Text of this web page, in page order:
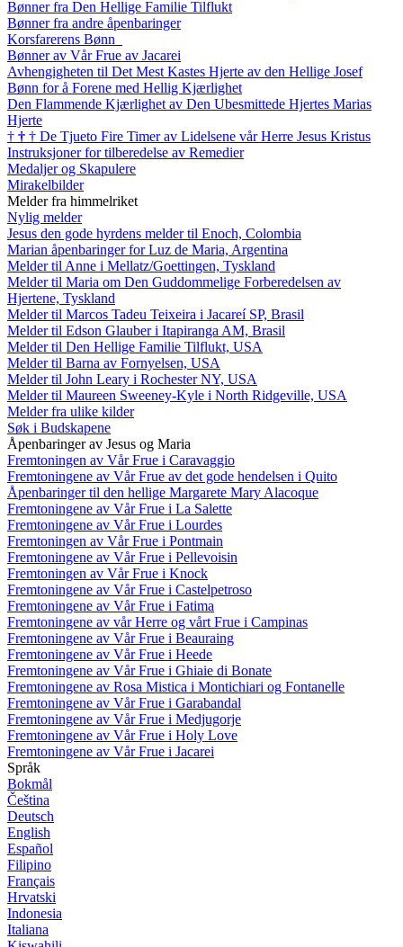
Bønner fra Den Hellige Familie Tilflukt
Bønner fra andre åpenbaringer
Korsfarerens Bønn
Bønner av Vår Frue av Jacarei
Avhengigheten til Det Mest Kastes Hjerte av den Hellige Josef
Bønn for å Forene med Hellig Kjærlighet
Den Flammende Kjærlighet av Den Ubesmittede Hjertes Marias
Hjerte
† † † De Tjueto Fire Timer av Lidelsene vår Herre Jesus Kristus
Instruksjoner for tilberedelse av Remedier
Medaljer og Skapulere
Mirakelbilder
Melder fra himmelriket
Nylig melder
Jesus den gode hyrdens melder til Enoch, Colombia
Marian åpenbaringer for Luz de Maria, Argentina
Melder til Anne i Mellatz/Goettingen, Tyskland
Melder til Maria om Den Guddommelige Forberedelsen av
Hjertene, Tyskland
Melder til Marcos Tadeu Teixeira i Jacareí SP, Brasil
Melder til Edson Glauber i Itapiranga AM, Brasil
Melder til Den Hellige Familie Tilflukt, USA
Melder til Barna av Fornyelsen, USA
Melder til John Leary i Rochester NY, USA
Melder til Maureen Sweeney-Kyle i North Ridgeville, USA
Melder fra ulike kilder
Søk i Budskapene
Åpenbaringer av Jesus og Maria
Fremtoningen av Vår Frue i Caravaggio
Fremtoningene av Vår Frue av det gode hendelsen i Quito
Åpenbaringer til den hellige Margarete Mary Alacoque
Fremtoningene av Vår Frue i La Salette
Fremtoningene av Vår Frue i Lourdes
Fremtoningen av Vår Frue i Pontmain
Fremtoningene av Vår Frue i Pellevoisin
Fremtoningen av Vår Frue i Knock
Fremtoningene av Vår Frue i Castelpetroso
Fremtoningene av Vår Frue i Fatima
Fremtoningene av vår Herre og vårt Frue i Campinas
Fremtoningene av Vår Frue i Beauraing
Fremtoningene av Vår Frue i Heede
Fremtoningene av Vår Frue i Ghiaie di Bonate
Fremtoningene av Rosa Mistica i Montichiari og Fontanelle
Fremtoningene av Vår Frue i Garabandal
Fremtoningene av Vår Frue i Medjugorje
Fremtoningene av Vår Frue i Holy Love
Fremtoningene av Vår Frue i Jacarei
Språk
Bokmål
Čeština
Deutsch
English
Español
Filipino
Français
Hrvatski
Indonesia
Italiana